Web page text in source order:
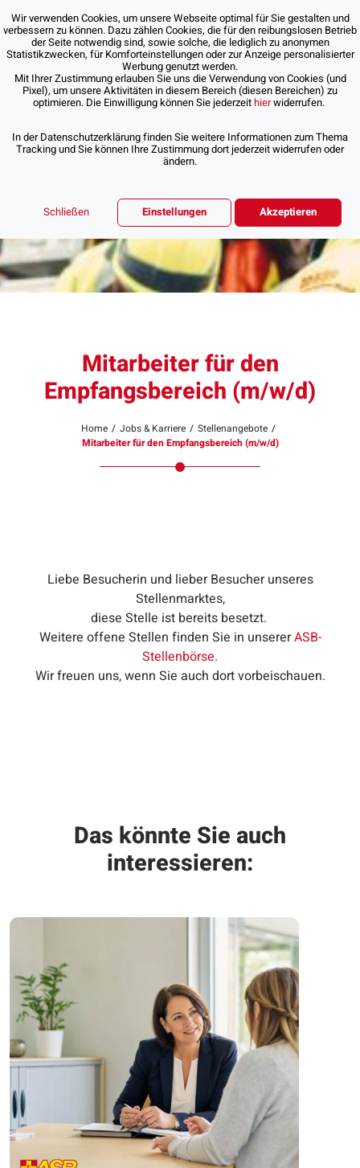
Mitarbeiter für den
Empfangsbereich (m/w/d)
Home / Jobs & Karriere / Stellenangebote /
Mitarbeiter für den Empfangsbereich (m/w/d)
Liebe Besucherin und lieber Besucher unseres
Stellenmarktes,
diese Stelle ist bereits besetzt.
Weitere offene Stellen finden Sie in unsererASB-
Stellenbörse.
Wir freuen uns, wenn Sie auch dort vorbeischauen.
Das könnte Sie auch
interessieren:
Wir verwenden Cookies, um unsere Webseite optimal für Sie gestalten und
verbessern zu können. Dazu zählen Cookies, die für den reibungslosen Betrieb
der Seite notwendig sind, sowie solche, die lediglich zu anonymen
Statistikzwecken, für Komforteinstellungen oder zur Anzeige personalisierter
Werbung genutzt werden.
Mit Ihrer Zustimmung erlauben Sie uns die Verwendung von Cookies (und
Pixel), um unsere Aktivitäten in diesem Bereich (diesen Bereichen) zu
optimieren. Die Einwilligung können Sie jederzeithierwiderrufen.
In der Datenschutzerklärung finden Sie weitere Informationen zum Thema
Tracking und Sie können Ihre Zustimmung dort jederzeit widerrufen oder
ändern.
Schließen Einstellungen Akzeptieren